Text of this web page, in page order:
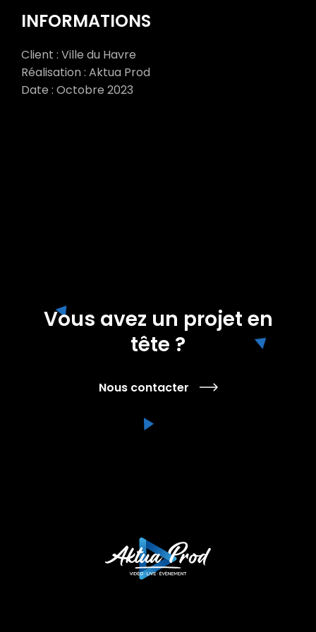
INFORMATIONS
Client : Ville du Havre
Réalisation : Aktua Prod
Date : Octobre 2023
Vous avez un projet en
tête ?
Nous contacter